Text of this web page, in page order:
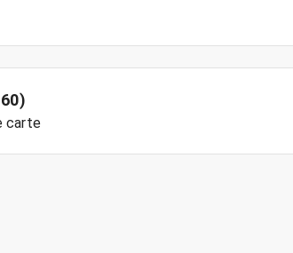
carte